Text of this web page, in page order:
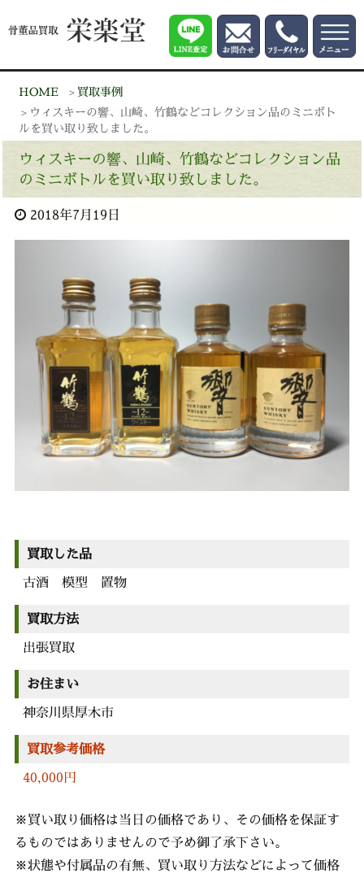
HOME
買取事例
ウィスキーの響、山崎、竹鶴などコレクション品のミニボト
ルを買い取り致しました。
ウィスキーの響、山崎、竹鶴などコレクション品
のミニボトルを買い取り致しました。
2018年7月19日
買取した品
古酒 模型 置物
買取方法
出張買取
お住まい
神奈川県厚木市
買取参考価格
40,000円
※買い取り価格は当日の価格であり、その価格を保証す
るものではありませんので予め御了承下さい。
※状態や付属品の有無、買い取り方法などによって価格